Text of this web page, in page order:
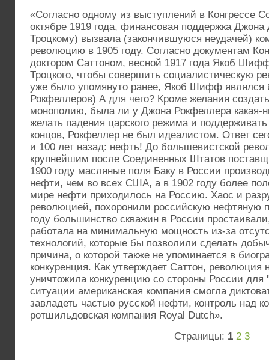
«Согласно одному из выступлений в Конгрессе
октябре 1919 года, финансовая поддержка
Троцкому) вызвала (закончившуюся неудачей)
революцию в 1905 году. Согласно документам
доктором Саттоном, весной 1917 года Якоб
Троцкого, чтобы совершить социалистическую
уже было упомянуто ранее, Якоб Шифф являлся
Рокфеллеров) А для чего? Кроме желания
монополию, была ли у Джона Рокфеллера какая-
желать падения царского режима и
концов, Рокфеллер не был идеалистом. Ответ
и 100 лет назад: нефть! До большевистской
крупнейшим после Соединенных Штатов
1900 году масляные поля Баку в России
нефти, чем во всех США, а в 1902 году более
мире нефти приходилось на Россию. Хаос и
революцией, похоронили российскую нефтяную
году большинство скважин в России
работала на минимальную мощность из-за
технологий, которые бы позволили сделать
причина, о которой также не упоминается в
конкуренция. Как утверждает Саттон, революция
уничтожила конкуренцию со стороны России для
ситуации американская компания смогла
завладеть частью русской нефти, контроль над
ротшильдовская компания Royal Dutch».
Страницы: 1 2 3